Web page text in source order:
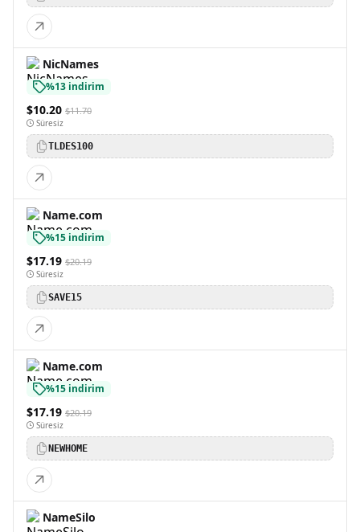
NicNames
%13 indirim
$10.20 $11.70
Süresiz
TLDES100
Name.com
%15 indirim
$17.19 $20.19
Süresiz
SAVE15
Name.com
%15 indirim
$17.19 $20.19
Süresiz
NEWHOME
NameSilo